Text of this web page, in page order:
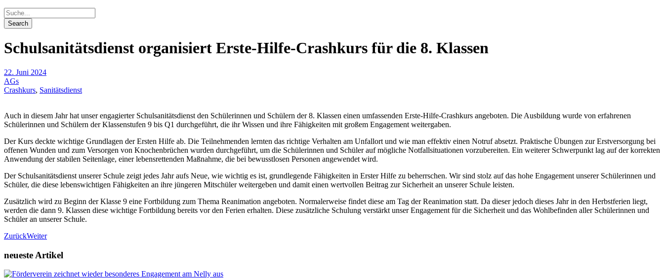
Schulsanitätsdienst organisiert Erste-Hilfe-Crashkurs für die 8. Klassen
22. Juni 2024
AGs
Crashkurs, Sanitätsdienst
Auch in diesem Jahr hat unser engagierter Schulsanitätsdienst den Schülerinnen und Schülern der 8. Klassen einen umfassenden Erste-Hilfe-Crashkurs angeboten. Die Ausbildung wurde von erfahrenen
Schülerinnen und Schülern der Klassenstufen 9 bis Q1 durchgeführt, die ihr Wissen und ihre Fähigkeiten mit großem Engagement weitergaben.
Der Kurs deckte wichtige Grundlagen der Ersten Hilfe ab. Die Teilnehmenden lernten das richtige Verhalten am Unfallort und wie man effektiv einen Notruf absetzt. Praktische Übungen zur Erstversorgung bei
offenen Wunden und zum Versorgen von Knochenbrüchen wurden durchgeführt, um die Schülerinnen und Schüler auf mögliche Notfallsituationen vorzubereiten. Ein weiterer Schwerpunkt lag auf der korrekten
Anwendung der stabilen Seitenlage, einer lebensrettenden Maßnahme, die bei bewusstlosen Personen angewendet wird.
Der Schulsanitätsdienst unserer Schule zeigt jedes Jahr aufs Neue, wie wichtig es ist, grundlegende Fähigkeiten in Erster Hilfe zu beherrschen. Wir sind stolz auf das hohe Engagement unserer Schülerinnen und
Schüler, die diese lebenswichtigen Fähigkeiten an ihre jüngeren Mitschüler weitergeben und damit einen wertvollen Beitrag zur Sicherheit an unserer Schule leisten.
Zusätzlich wird zu Beginn der Klasse 9 eine Fortbildung zum Thema Reanimation angeboten. Normalerweise findet diese am Tag der Reanimation statt. Da dieser jedoch dieses Jahr in den Herbstferien liegt,
werden die dann 9. Klassen diese wichtige Fortbildung bereits vor den Ferien erhalten. Diese zusätzliche Schulung verstärkt unser Engagement für die Sicherheit und das Wohlbefinden aller Schülerinnen und
Schüler an unserer Schule.
ZurückWeiter
neueste Artikel